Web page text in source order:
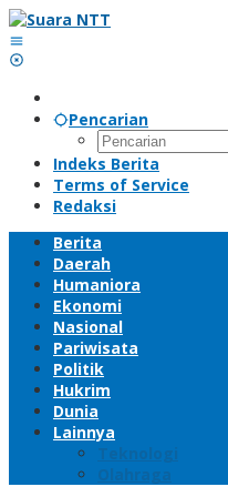
Lewati
ke
konten
Pencarian
Indeks Berita
Terms of Service
Redaksi
Berita
Daerah
Humaniora
Ekonomi
Nasional
Pariwisata
Politik
Hukrim
Dunia
Lainnya
Teknologi
Olahraga